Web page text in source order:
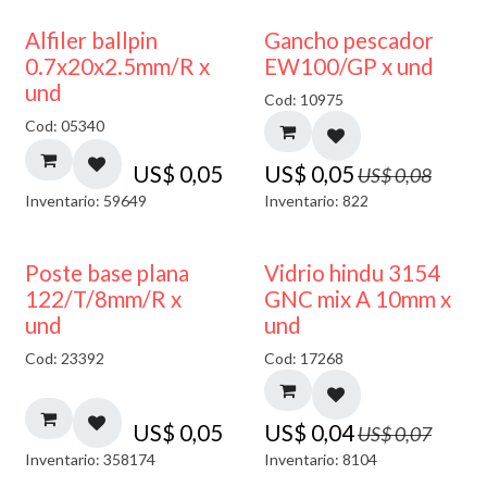
Alfiler ballpin
0.7x20x2.5mm/R x
und
Cod: 05340
US$ 0,05
Inventario: 59649
40% DESCUENTO
Gancho pescador
EW100/GP x und
Cod: 10975
US$ 0,05US$0,08
Inventario: 822
Poste base plana
122/T/8mm/R x
und
Cod: 23392
US$ 0,05
Inventario: 358174
40% DESCUENTO
Vidrio hindu 3154
GNC mix A 10mm x
und
Cod: 17268
US$ 0,04US$0,07
Inventario: 8104